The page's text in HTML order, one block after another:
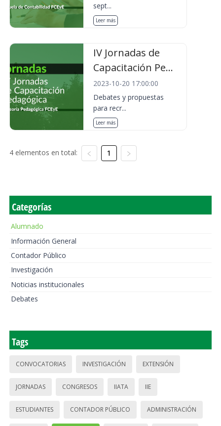
sept...
Leer más
IV Jornadas de
Capacitación Pe...
2023-10-20 17:00:00
Debates y propuestas
para recr...
Leer más
4 elementos en total: 1
Categorías
Alumnado
Información General
Contador Público
Investigación
Noticias institucionales
Debates
Tags
CONVOCATORIAS INVESTIGACIÓN EXTENSIÓN
JORNADAS CONGRESOS IIATA IIE
ESTUDIANTES CONTADOR PÚBLICO ADMINISTRACIÓN